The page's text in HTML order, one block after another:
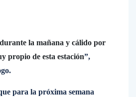
la mañana y cálido por
propio de esta estación”,
para la próxima semana